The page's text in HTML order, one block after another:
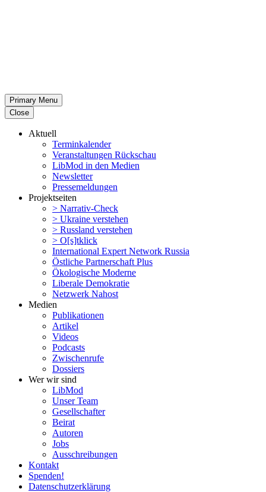
Primary Menu
Close
Aktuell
Termin­ka­lender
Veran­stal­tungen Rückschau
LibMod in den Medien
Newsletter
Presse­mel­dungen
Projekt­seiten
> Narrativ-Check
> Ukraine verstehen
> Russland verstehen
> O[s]tklick
Inter­na­tional Expert Network Russia
Östliche Partner­schaft Plus
Ökolo­gische Moderne
Liberale Demokratie
Netzwerk Nahost
Medien
Publi­ka­tionen
Artikel
Videos
Podcasts
Zwischenrufe
Dossiers
Wer wir sind
LibMod
Unser Team
Gesell­schafter
Beirat
Autoren
Jobs
Ausschrei­bungen
Kontakt
Spenden!
Daten­schutz­er­klärung